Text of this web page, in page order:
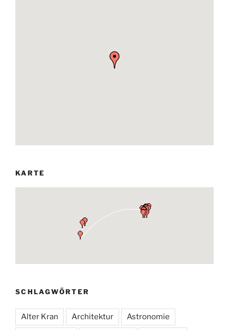
KARTE
SCHLAGWÖRTER
Alter Kran Architektur Astronomie